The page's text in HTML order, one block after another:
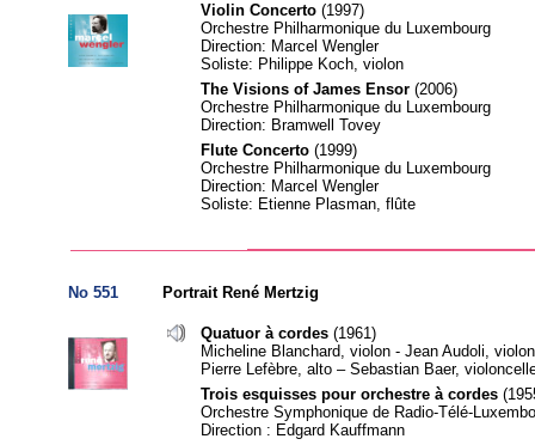
Violin Concerto (1997)
Orchestre Philharmonique du Luxembourg
Direction: Marcel Wengler
Soliste: Philippe Koch, violon
The Visions of James Ensor (2006)
Orchestre Philharmonique du Luxembourg
Direction: Bramwell Tovey
Flute Concerto (1999)
Orchestre Philharmonique du Luxembourg
Direction: Marcel Wengler
Soliste: Etienne Plasman, flûte
No 551 Portrait René Mertzig
Quatuor à cordes (1961)
Micheline Blanchard, violon - Jean Audoli, violon
Pierre Lefèbre, alto – Sebastian Baer,
Trois esquisses pour orchestre à cordes
Orchestre Symphonique de Radio-Télé-
Direction : Edgard Kauffmann